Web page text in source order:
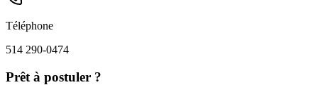
Téléphone
514 290-0474
Prêt à postuler ?